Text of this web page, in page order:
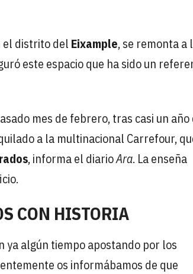
el distrito del Eixample, se remonta a
este espacio que ha sido un
mes de febrero, tras casi un año
a la multinacional Carrefour,
, informa el diarioAra. La enseña
CON HISTORIA
algún tiempo apostando por los
os informábamos de que